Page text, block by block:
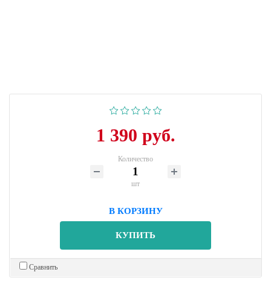
1 390 руб.
Количество
шт
В КОРЗИНУ
КУПИТЬ
Сравнить